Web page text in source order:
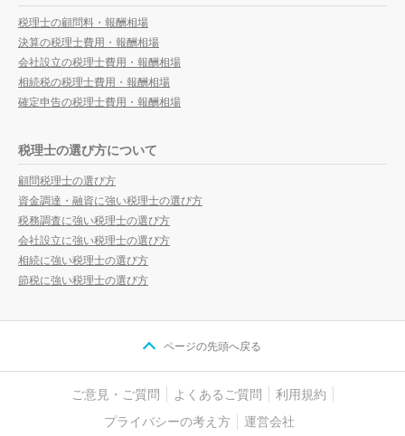
税理士の顧問料・報酬相場
決算の税理士費用・報酬相場
会社設立の税理士費用・報酬相場
相続税の税理士費用・報酬相場
確定申告の税理士費用・報酬相場
税理士の選び方について
顧問税理士の選び方
資金調達・融資に強い税理士の選び方
税務調査に強い税理士の選び方
会社設立に強い税理士の選び方
相続に強い税理士の選び方
節税に強い税理士の選び方
ページの先頭へ戻る
ご意見・ご質問 よくあるご質問
利用規約
プライバシーの考え方
運営会社